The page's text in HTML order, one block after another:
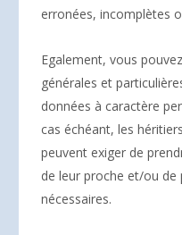
erronées, incomplètes
Egalement, vous
générales et
données à caractère
cas échéant, les
peuvent exiger de
de leur proche et/ou
nécessaires.